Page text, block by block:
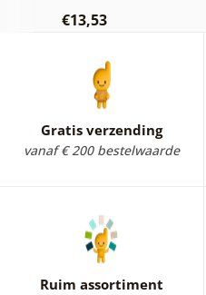
€13,53
Gratis verzending
vanaf € 200 bestelwaarde
Ruim assortiment